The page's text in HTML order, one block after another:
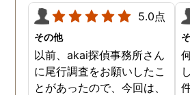
5.0点
その他
以前、akai探偵事務所さん
に尾行調査をお願いしたこ
とがあったので、今回は、